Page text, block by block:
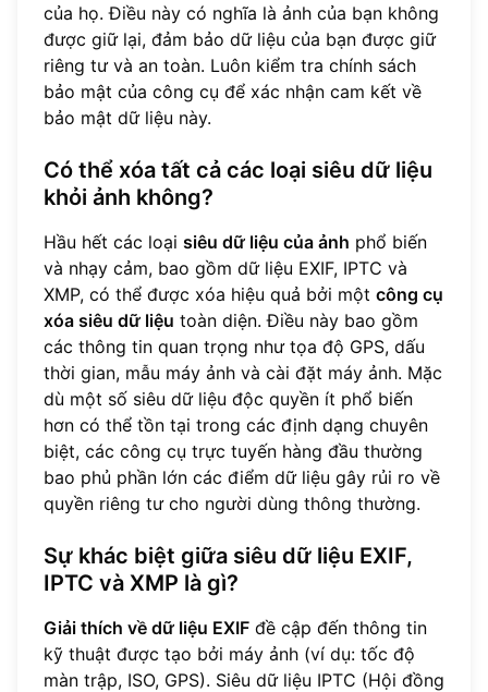
của họ. Điều này có nghĩa là ảnh của bạn không
được giữ lại, đảm bảo dữ liệu của bạn được giữ
riêng tư và an toàn. Luôn kiểm tra chính sách
bảo mật của công cụ để xác nhận cam kết về
bảo mật dữ liệu này.
Có thể xóa tất cả các loại siêu dữ liệu
khỏi ảnh không?
Hầu hết các loại siêu dữ liệu của ảnh phổ biến
và nhạy cảm, bao gồm dữ liệu EXIF, IPTC và
XMP, có thể được xóa hiệu quả bởi một công cụ
xóa siêu dữ liệu toàn diện. Điều này bao gồm
các thông tin quan trọng như tọa độ GPS, dấu
thời gian, mẫu máy ảnh và cài đặt máy ảnh. Mặc
dù một số siêu dữ liệu độc quyền ít phổ biến
hơn có thể tồn tại trong các định dạng chuyên
biệt, các công cụ trực tuyến hàng đầu thường
bao phủ phần lớn các điểm dữ liệu gây rủi ro về
quyền riêng tư cho người dùng thông thường.
Sự khác biệt giữa siêu dữ liệu EXIF,
IPTC và XMP là gì?
Giải thích về dữ liệu EXIF đề cập đến thông tin
kỹ thuật được tạo bởi máy ảnh (ví dụ: tốc độ
màn trập, ISO, GPS). Siêu dữ liệu IPTC (Hội đồng